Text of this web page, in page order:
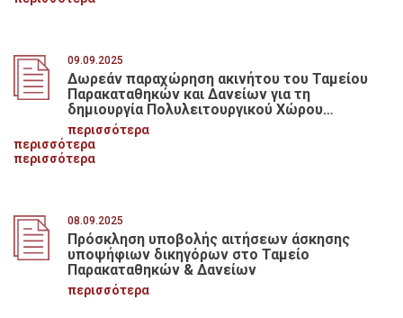
09.09.2025
Δωρεάν παραχώρηση ακινήτου του Ταμείου
Παρακαταθηκών και Δανείων για τη
δημιουργία Πολυλειτουργικού Χώρου
Πολιτισμού και Παιδείας στον Δήμο Αρχαίας
Ολυμπίας
περισσότερα
περισσότερα
περισσότερα
08.09.2025
Πρόσκληση υποβολής αιτήσεων άσκησης
υποψήφιων δικηγόρων στο Ταμείο
Παρακαταθηκών & Δανείων
περισσότερα